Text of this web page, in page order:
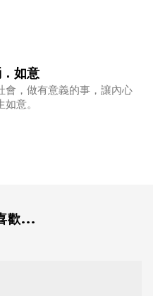
如意
會，做有意義的事，讓內心
意。
歡...